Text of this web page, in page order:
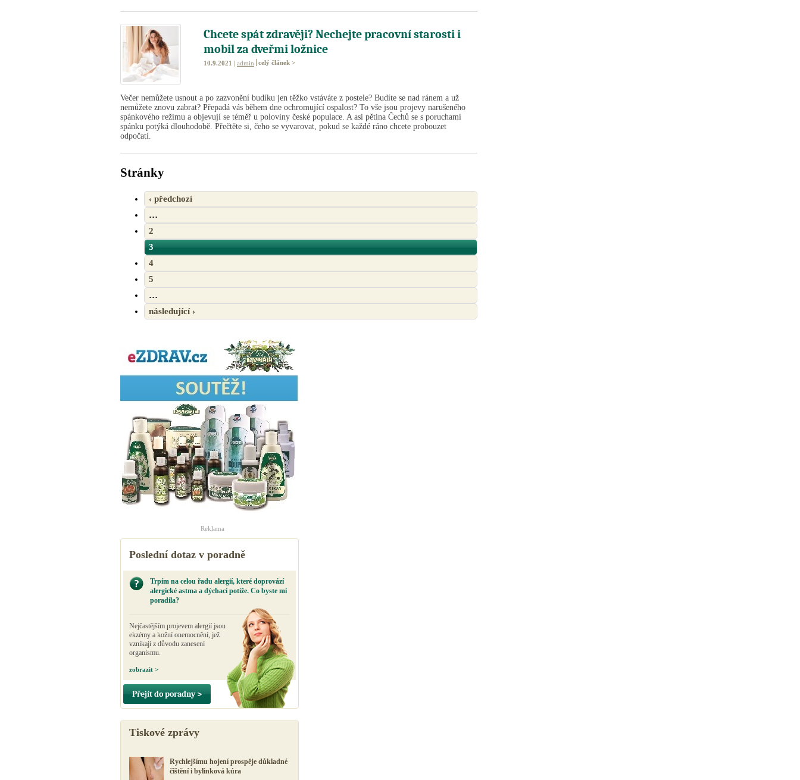
Chcete spát zdravěji? Nechejte pracovní starosti i
mobil za dveřmi ložnice
10.9.2021 | admin celý článek >
Večer nemůžete usnout a po zazvonění budíku jen těžko vstáváte z postele? Budíte se nad ránem a už
nemůžete znovu zabrat? Přepadá vás během dne ochromující ospalost? To vše jsou projevy narušeného
spánkového režimu a objevují se téměř u poloviny české populace. A asi pětina Čechů se s poruchami
spánku potýká dlouhodobě. Přečtěte si, čeho se vyvarovat, pokud se každé ráno chcete probouzet
odpočatí.
Stránky
‹ předchozí
…
2
3
4
5
…
následující ›
Reklama
Poslední dotaz v poradně
Trpím na celou řadu alergií, které doprovází
alergické astma a dýchací potíže. Co byste mi
poradila?
Nejčastějším projevem alergií jsou
ekzémy a kožní onemocnění, jež
vznikají z důvodu zanesení
organismu.
zobrazit >
Přejít do poradny >
Tiskové zprávy
Rychlejšímu hojení prospěje důkladné
čištění i bylinková kúra